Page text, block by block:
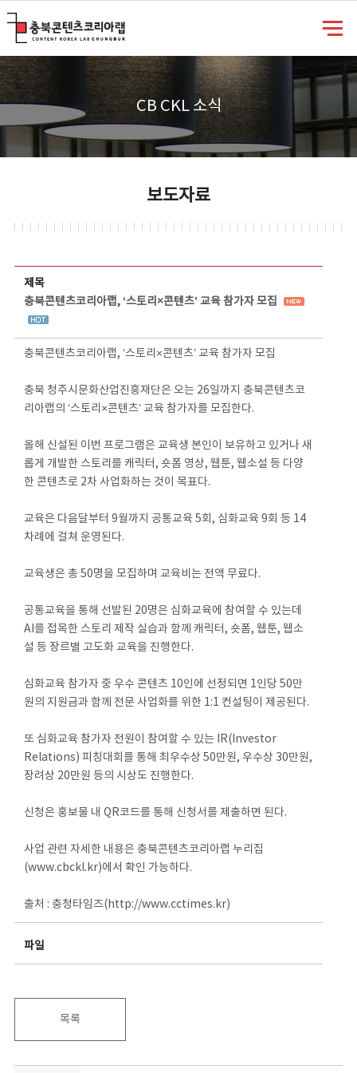
CB CKL 소식
보도자료
제목
충북콘텐츠코리아랩, ‘스토리×콘텐츠’ 교육 참가자 모집
충북콘텐츠코리아랩, ‘스토리×콘텐츠’ 교육 참가자 모집
충북 청주시문화산업진흥재단은 오는 26일까지 충북콘텐츠코
리아랩의 ‘스토리×콘텐츠’ 교육 참가자를 모집한다.
올해 신설된 이번 프로그램은 교육생 본인이 보유하고 있거나 새
롭게 개발한 스토리를 캐릭터, 숏폼 영상, 웹툰, 웹소설 등 다양
한 콘텐츠로 2차 사업화하는 것이 목표다.
교육은 다음달부터 9월까지 공통교육 5회, 심화교육 9회 등 14
차례에 걸쳐 운영된다.
교육생은 총 50명을 모집하며 교육비는 전액 무료다.
공통교육을 통해 선발된 20명은 심화교육에 참여할 수 있는데
AI를 접목한 스토리 제작 실습과 함께 캐릭터, 숏폼, 웹툰, 웹소
설 등 장르별 고도화 교육을 진행한다.
심화교육 참가자 중 우수 콘텐츠 10인에 선정되면 1인당 50만
원의 지원금과 함께 전문 사업화를 위한 1:1 컨설팅이 제공된다.
또 심화교육 참가자 전원이 참여할 수 있는 IR(Investor
Relations) 피칭대회를 통해 최우수상 50만원, 우수상 30만원,
장려상 20만원 등의 시상도 진행한다.
신청은 홍보물 내 QR코드를 통해 신청서를 제출하면 된다.
사업 관련 자세한 내용은 충북콘텐츠코리아랩 누리집
(www.cbckl.kr)에서 확인 가능하다.
출처 : 충청타임즈(http://www.cctimes.kr)
파일
목록